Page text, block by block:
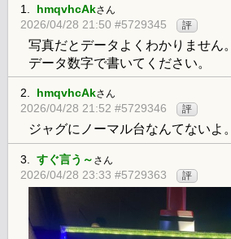
1. hmqvhcAkさん
2026/04/28 21:50 #5729345 評
写真だとデータよくわかりません。
データ数字で書いてください。
2. hmqvhcAkさん
2026/04/28 21:52 #5729346 評
ジャグにノーマル台なんてないよ。
3. すぐ言う～ さん
2026/04/28 23:33 #5729363 評